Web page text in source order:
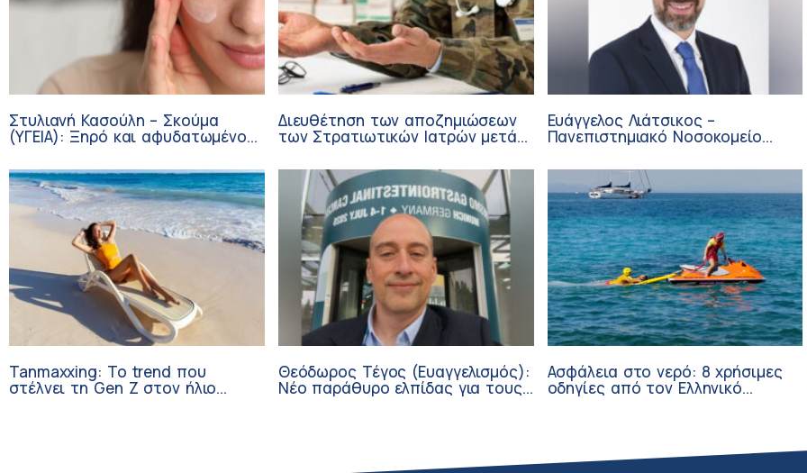
Στυλιανή Κασούλη – Σκούμα
(ΥΓΕΙΑ): Ξηρό και αφυδατωμένο
Διευθέτηση των αποζημιώσεων
των Στρατιωτικών Ιατρών μετά
Ευάγγελος Λιάτσικος –
Πανεπιστημιακό Νοσοκομείο
Tanmaxxing: To trend που
στέλνει τη Gen Z στον ήλιο
Θεόδωρος Τέγος (Ευαγγελισμός):
Νέο παράθυρο ελπίδας για τους
Ασφάλεια στο νερό: 8 χρήσιμες
οδηγίες από τον Ελληνικό